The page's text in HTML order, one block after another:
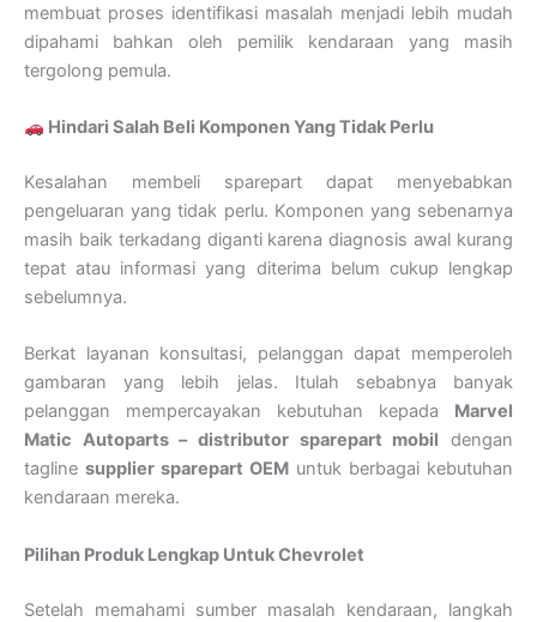
membuat proses identifikasi masalah menjadi lebih mudah
dipahami bahkan oleh pemilik kendaraan yang masih
tergolong pemula.
Hindari Salah Beli Komponen Yang Tidak Perlu
Kesalahan membeli sparepart dapat menyebabkan
pengeluaran yang tidak perlu. Komponen yang sebenarnya
masih baik terkadang diganti karena diagnosis awal kurang
tepat atau informasi yang diterima belum cukup lengkap
sebelumnya.
Berkat layanan konsultasi, pelanggan dapat memperoleh
gambaran yang lebih jelas. Itulah sebabnya banyak
pelanggan mempercayakan kebutuhan kepada Marvel
Matic Autoparts – distributor sparepart mobil dengan
tagline supplier sparepart OEM untuk berbagai kebutuhan
kendaraan mereka.
Pilihan Produk Lengkap Untuk Chevrolet
Setelah memahami sumber masalah kendaraan, langkah